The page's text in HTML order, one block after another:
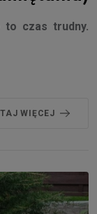
to czas trudny.
WIĘCEJ